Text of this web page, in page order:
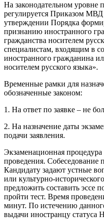
На законодательном уровне
регулируется Приказом
утверждении Порядка
признанию иностранного
гражданства носителем
специалистам, входящим в
иностранного гражданина
носителем русского языка».
Временные рамки для
обозначенные законом:
1. На ответ по заявке – не
2. На назначение даты
подачи заявления.
Экзаменационная
проведения. Собеседование
Кандидату задают устные
или культурно-
предложить составить эссе
пройти тест. Время
минут. По истечению
выдачи иностранцу статуса